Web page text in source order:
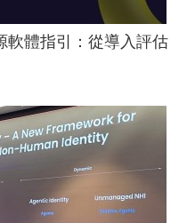
軟體指引：從導入評估